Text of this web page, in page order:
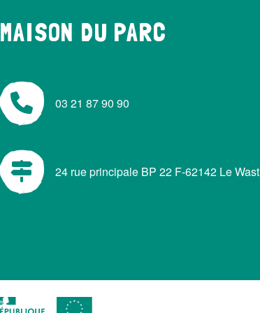
MAISON DU PARC
03 21 87 90 90
24 rue principale BP 22 F-62142 Le Wast